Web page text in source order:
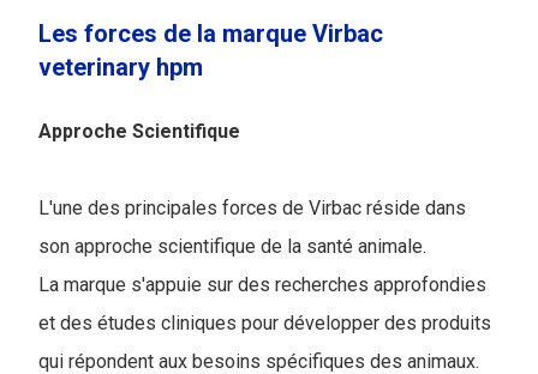
Les forces de la marque Virbac
veterinary hpm
Approche Scientifique
L'une des principales forces de Virbac réside dans
son approche scientifique de la santé animale.
La marque s'appuie sur des recherches approfondies
et des études cliniques pour développer des produits
qui répondent aux besoins spécifiques des animaux.